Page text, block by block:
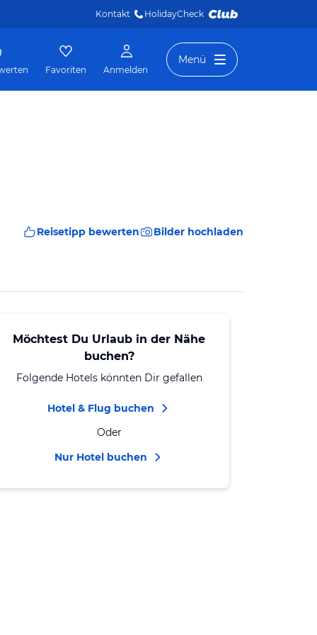
Kontakt HolidayCheck
Favoriten Anmelden
Menü
Reisetipp bewerten Bilder hochladen
Möchtest Du Urlaub in der Nähe
buchen?
Folgende Hotels könnten Dir gefallen
Hotel & Flug buchen
Oder
Nur Hotel buchen